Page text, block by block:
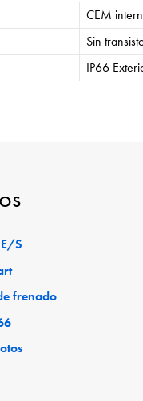
CEM
Sin
IP66
S
frenado